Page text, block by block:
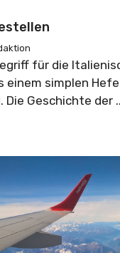
für die
einem simplen
Die Geschichte der